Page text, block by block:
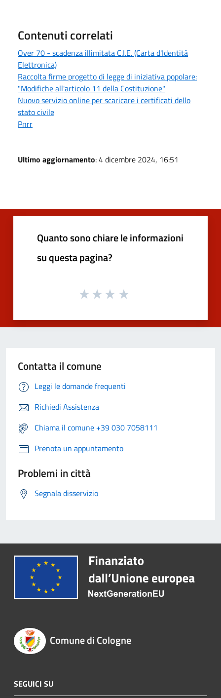
Contenuti correlati
Over 70 - scadenza illimitata C.I.E. (Carta d'Identità
Elettronica)
Raccolta firme progetto di legge di iniziativa popolare:
"Modifiche all'articolo 11 della Costituzione"
Nuovo servizio online per scaricare i certificati dello
stato civile
Pnrr
Ultimo aggiornamento: 4 dicembre 2024, 16:51
Quanto sono chiare le informazioni
su questa pagina?
Contatta il comune
Leggi le domande frequenti
Richiedi Assistenza
Chiama il comune +39 030 7058111
Prenota un appuntamento
Problemi in città
Segnala disservizio
Comune di Cologne
SEGUICI SU